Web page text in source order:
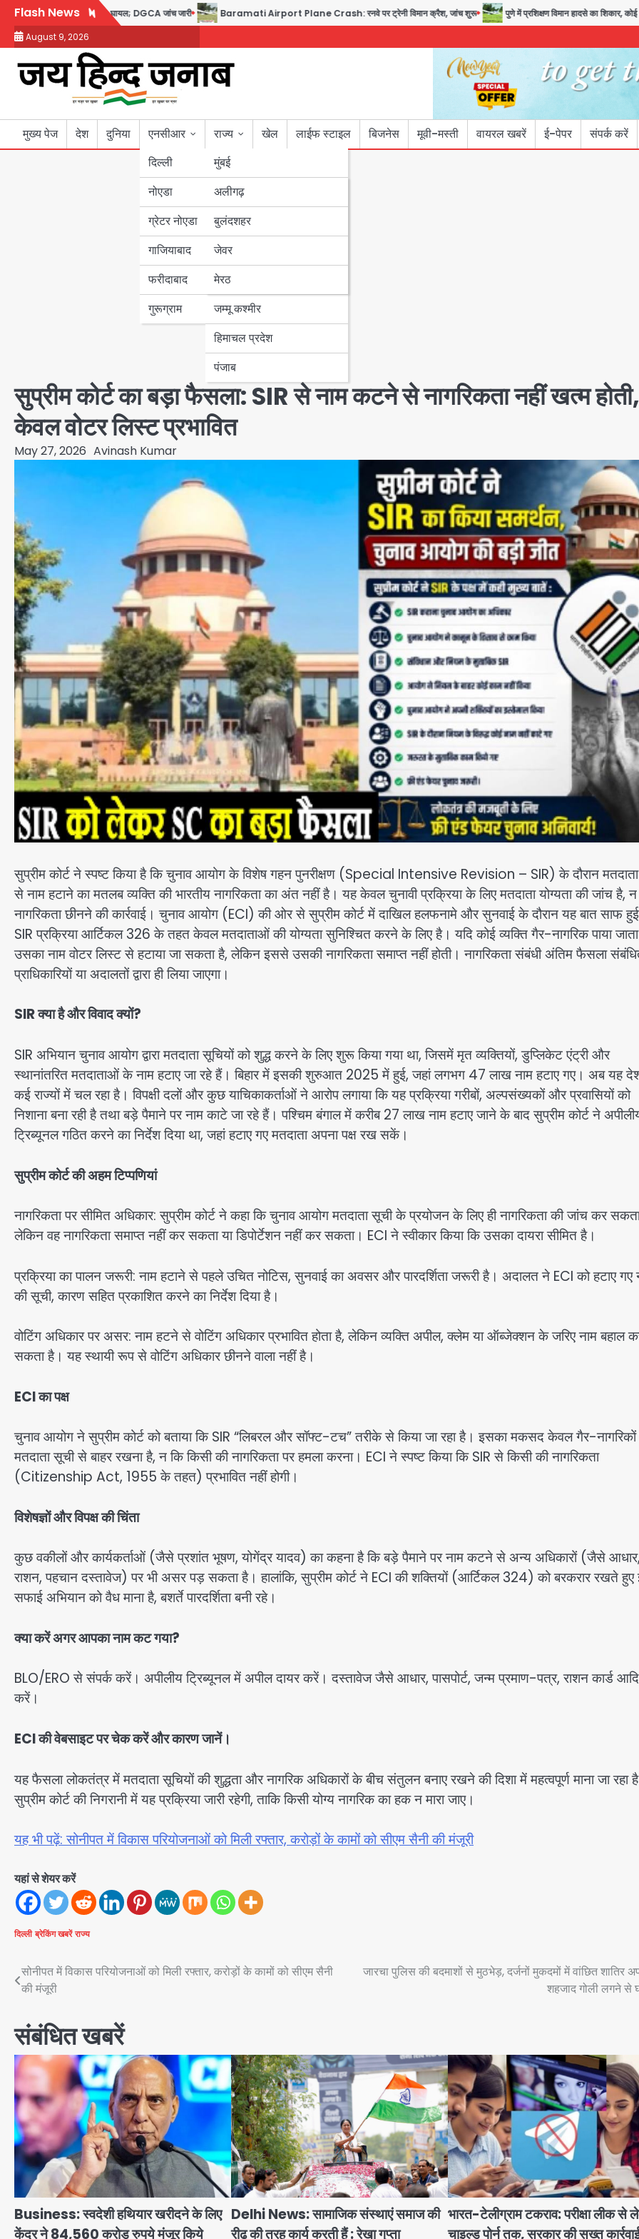
Skip
content
Flash News
पॉजिटिव, 17 घायल; DGCA जांच जारी Baramati Airport Plane Crash: रनवे पर ट्रेनी विमान क्रैश, जांच शुरू पुणे में प्रशिक्षण विमान हादसे का शिकार, कोई हताहत
August 9, 2026
मुख्य पेज देश दुनिया
एनसीआर
दिल्ली
नोएडा
ग्रेटर नोएडा
गाजियाबाद
फरीदाबाद
गुरूग्राम
राज्य
मुंबई
उत्तर प्रदेश
अलीगढ़
बुलंदशहर
जेवर
मेरठ
बिहार
पंजाब
हरियाणा
जम्मू कश्मीर
हिमाचल प्रदेश
पंजाब
खेल लाईफ स्टाइल बिजनेस मूवी-मस्ती वायरल खबरें ई-पेपर संपर्क करें
सुप्रीम कोर्ट का बड़ा फैसला: SIR से नाम कटने से नागरिकता नहीं खत्म होती,
केवल वोटर लिस्ट प्रभावित
May 27, 2026 Avinash Kumar
सुप्रीम कोर्ट ने स्पष्ट किया है कि चुनाव आयोग के विशेष गहन पुनरीक्षण (Special Intensive Revision – SIR) के दौरान
से नाम हटाने का मतलब व्यक्ति की भारतीय नागरिकता का अंत नहीं है। यह केवल चुनावी प्रक्रिया के लिए मतदाता योग्यता की जांच है,
नागरिकता छीनने की कार्रवाई। चुनाव आयोग (ECI) की ओर से सुप्रीम कोर्ट में दाखिल हलफनामे और सुनवाई के दौरान यह बात साफ
SIR प्रक्रिया आर्टिकल 326 के तहत केवल मतदाताओं की योग्यता सुनिश्चित करने के लिए है। यदि कोई व्यक्ति गैर-नागरिक पाया
उसका नाम वोटर लिस्ट से हटाया जा सकता है, लेकिन इससे उसकी नागरिकता समाप्त नहीं होती। नागरिकता संबंधी अंतिम फैसला
प्राधिकारियों या अदालतों द्वारा ही लिया जाएगा।
SIR क्या है और विवाद क्यों?
SIR अभियान चुनाव आयोग द्वारा मतदाता सूचियों को शुद्ध करने के लिए शुरू किया गया था, जिसमें मृत व्यक्तियों, डुप्लिकेट एंट्री और
स्थानांतरित मतदाताओं के नाम हटाए जा रहे हैं। बिहार में इसकी शुरुआत 2025 में हुई, जहां लगभग 47 लाख नाम हटाए गए। अब यह
कई राज्यों में चल रहा है। विपक्षी दलों और कुछ याचिकाकर्ताओं ने आरोप लगाया कि यह प्रक्रिया गरीबों, अल्पसंख्यकों और प्रवासियों को
निशाना बना रही है तथा बड़े पैमाने पर नाम काटे जा रहे हैं। पश्चिम बंगाल में करीब 27 लाख नाम हटाए जाने के बाद सुप्रीम कोर्ट ने
ट्रिब्यूनल गठित करने का निर्देश दिया था, जहां हटाए गए मतदाता अपना पक्ष रख सकें।
सुप्रीम कोर्ट की अहम टिप्पणियां
नागरिकता पर सीमित अधिकार: सुप्रीम कोर्ट ने कहा कि चुनाव आयोग मतदाता सूची के प्रयोजन के लिए ही नागरिकता की जांच कर
लेकिन वह नागरिकता समाप्त नहीं कर सकता या डिपोर्टेशन नहीं कर सकता। ECI ने स्वीकार किया कि उसका दायरा सीमित है।
प्रक्रिया का पालन जरूरी: नाम हटाने से पहले उचित नोटिस, सुनवाई का अवसर और पारदर्शिता जरूरी है। अदालत ने ECI को हटाए गए
की सूची, कारण सहित प्रकाशित करने का निर्देश दिया है।
वोटिंग अधिकार पर असर: नाम हटने से वोटिंग अधिकार प्रभावित होता है, लेकिन व्यक्ति अपील, क्लेम या ऑब्जेक्शन के जरिए नाम बहाल
सकता है। यह स्थायी रूप से वोटिंग अधिकार छीनने वाला नहीं है।
ECI का पक्ष
चुनाव आयोग ने सुप्रीम कोर्ट को बताया कि SIR “लिबरल और सॉफ्ट-टच” तरीके से किया जा रहा है। इसका मकसद केवल गैर-
मतदाता सूची से बाहर रखना है, न कि किसी की नागरिकता पर हमला करना। ECI ने स्पष्ट किया कि SIR से किसी की नागरिकता
(Citizenship Act, 1955 के तहत) प्रभावित नहीं होगी।
विशेषज्ञों और विपक्ष की चिंता
कुछ वकीलों और कार्यकर्ताओं (जैसे प्रशांत भूषण, योगेंद्र यादव) का कहना है कि बड़े पैमाने पर नाम कटने से अन्य अधिकारों (जैसे आधार,
राशन, पहचान दस्तावेज) पर भी असर पड़ सकता है। हालांकि, सुप्रीम कोर्ट ने ECI की शक्तियों (आर्टिकल 324) को बरकरार रखते
सफाई अभियान को वैध माना है, बशर्ते पारदर्शिता बनी रहे।
क्या करें अगर आपका नाम कट गया?
BLO/ERO से संपर्क करें। अपीलीय ट्रिब्यूनल में अपील दायर करें। दस्तावेज जैसे आधार, पासपोर्ट, जन्म प्रमाण-पत्र, राशन कार्ड
करें।
ECI की वेबसाइट पर चेक करें और कारण जानें।
यह फैसला लोकतंत्र में मतदाता सूचियों की शुद्धता और नागरिक अधिकारों के बीच संतुलन बनाए रखने की दिशा में महत्वपूर्ण माना जा रहा
सुप्रीम कोर्ट की निगरानी में यह प्रक्रिया जारी रहेगी, ताकि किसी योग्य नागरिक का हक न मारा जाए।
यह भी पढ़ें: सोनीपत में विकास परियोजनाओं को मिली रफ्तार, करोड़ों के कामों को सीएम सैनी की मंजूरी
यहां से शेयर करें
दिल्ली ब्रेकिंग खबरें राज्य
Post
navigation
सोनीपत में विकास परियोजनाओं को मिली रफ्तार, करोड़ों के कामों को सीएम सैनी
की मंजूरी
जारचा पुलिस की बदमाशों से मुठभेड़, दर्जनों मुकदमों में वांछित शातिर
शहजाद गोली लगने से
संबंधित खबरें
Business: स्वदेशी हथियार खरीदने के लिए
केंद्र ने 84,560 करोड़ रुपये मंजूर किये
Delhi News: सामाजिक संस्थाएं समाज की
रीढ़ की तरह कार्य करती हैं : रेखा गुप्ता
भारत-टेलीग्राम टकराव: परीक्षा लीक से
चाइल्ड पोर्न तक, सरकार की सख्त